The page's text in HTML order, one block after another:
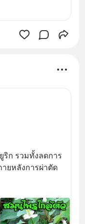
ก รวมทั้งลดการ
ยหลังการผ่าตัด